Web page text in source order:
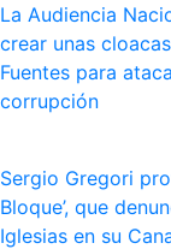
La Audiencia
crear unas
Fuentes para
corrupción
Sergio Gregori
Bloque’, que
Iglesias en su